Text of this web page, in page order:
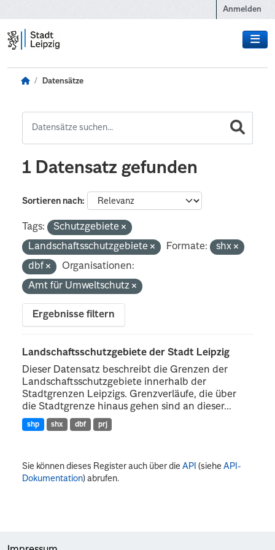
Anmelden
Datensätze
1 Datensatz gefunden
Sortieren nach
Tags:
Schutzgebiete
Landschaftsschutzgebiete
Formate:
shx
dbf
Organisationen:
Amt für Umweltschutz
Ergebnisse filtern
Landschaftsschutzgebiete der Stadt Leipzig
Dieser Datensatz beschreibt die Grenzen der
Landschaftsschutzgebiete innerhalb der
Stadtgrenzen Leipzigs. Grenzverläufe, die über
die Stadtgrenze hinaus gehen sind an dieser...
shp shx dbf prj
Sie können dieses Register auch über dieAPI (sieheAPI-
Dokumentation) abrufen.